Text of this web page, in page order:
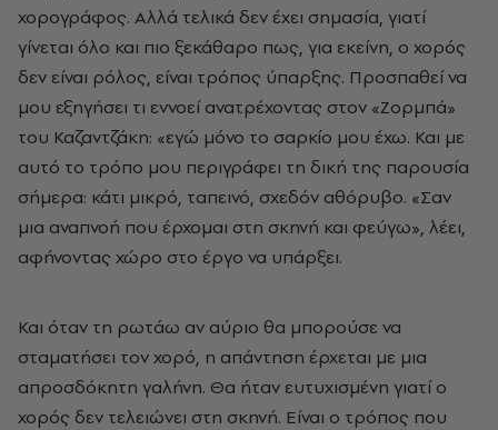
χορογράφος. Αλλά τελικά δεν έχει σημασία, γιατί
γίνεται όλο και πιο ξεκάθαρο πως, για εκείνη, ο χορός
δεν είναι ρόλος, είναι τρόπος ύπαρξης. Προσπαθεί να
μου εξηγήσει τι εννοεί ανατρέχοντας στον «Ζορμπά»
του Καζαντζάκη: «εγώ μόνο το σαρκίο μου έχω. Και με
αυτό το τρόπο μου περιγράφει τη δική της παρουσία
σήμερα: κάτι μικρό, ταπεινό, σχεδόν αθόρυβο. «Σαν
μια αναπνοή που έρχομαι στη σκηνή και φεύγω», λέει,
αφήνοντας χώρο στο έργο να υπάρξει.
Και όταν τη ρωτάω αν αύριο θα μπορούσε να
σταματήσει τον χορό, η απάντηση έρχεται με μια
απροσδόκητη γαλήνη. Θα ήταν ευτυχισμένη γιατί ο
χορός δεν τελειώνει στη σκηνή. Είναι ο τρόπος που